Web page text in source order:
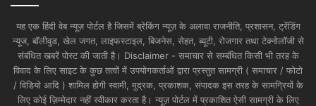
यह एक हिंदी वेब न्यूज़ पोर्टल है जिसमें ब्रेकिंग न्यूज़ के अलावा राजनीति, प्रशासन, ट्रेंडिंग
न्यूज, बॉलीवुड, खेल जगत, लाइफस्टाइल, बिजनेस, सेहत, ब्यूटी, रोजगार तथा टेक्नोलॉजी से
संबंधित खबरें पोस्ट की जाती है। Disclaimer - समाचार से सम्बंधित किसी भी तरह के
विवाद के लिए साइट के कुछ तत्वों में उपयोगकर्ताओं द्वारा प्रस्तुत सामग्री ( समाचार / फोटो
/ विडियो आदि ) शामिल होगी स्वामी, मुद्रक, प्रकाशक, संपादक इस तरह के सामग्रियों के
लिए कोई ज़िम्मेदार नहीं स्वीकार करता है। न्यूज़ पोर्टल में प्रकाशित ऐसी सामग्री के लिए